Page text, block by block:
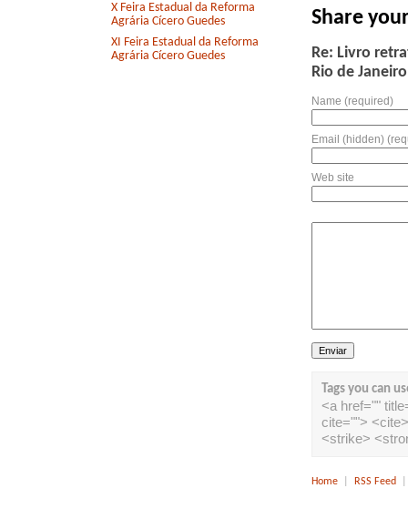
X Feira Estadual da Reforma
Agrária Cícero Guedes
XI Feira Estadual da Reforma
Agrária Cícero Guedes
Share
Re: Livro
Rio de Janeiro
Name (required)
Email (hidden)
Web site
Tags you can
<a href=""
cite="">
<strike>
Home RSS Feed